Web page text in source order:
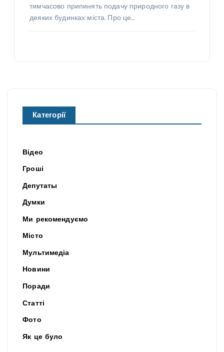
тимчасово припинять подачу природного газу в
деяких будинках міста. Про це…
Категорії
Відео
Гроші
Депутаты
Думки
Ми рекомендуємо
Місто
Мультимедіа
Новини
Поради
Статті
Фото
Як це було